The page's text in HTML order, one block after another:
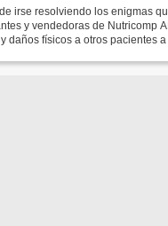
irse resolviendo los enigmas
y vendedoras de Nutricomp
daños físicos a otros pacientes